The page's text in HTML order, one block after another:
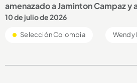
amenazado a Jaminton Campaz y
10 de julio de 2026
Selección Colombia Wendy